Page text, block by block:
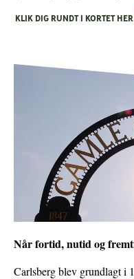
KLIK DIG RUNDT I KORTET HER
Når fortid, nutid og
Carlsberg blev grundlagt i